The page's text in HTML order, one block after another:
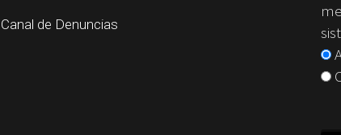
Canal de Denuncias